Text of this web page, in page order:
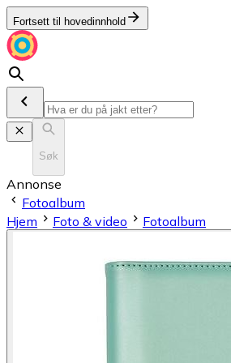
Fortsett til hovedinnhold
Søk
Annonse
Fotoalbum
Hjem
Foto & video Fotoalbum